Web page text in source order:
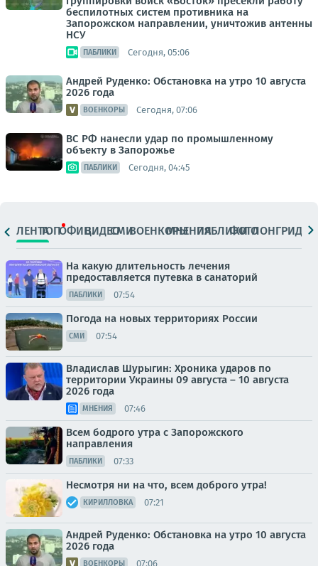
беспилотных систем противника на
Запорожском направлении, уничтожив антенны
НСУ
ПАБЛИКИ Сегодня, 05:06
Андрей Руденко: Обстановка на утро 10 августа
2026 года
ВОЕНКОРЫ Сегодня, 07:06
ВС РФ нанесли удар по промышленному
объекту в Запорожье
ПАБЛИКИ Сегодня, 04:45
ЛЕНТАТОПОФИЦ.ВИДЕОСМИВОЕНКОРЫМНЕНИЯПАБЛИКИ
ФОТОЛОНГРИДЫ
На какую длительность лечения
предоставляется путевка в санаторий
ПАБЛИКИ 07:54
Погода на новых территориях России
СМИ 07:54
Владислав Шурыгин: Хроника ударов по
территории Украины 09 августа – 10 августа
2026 года
МНЕНИЯ 07:46
Всем бодрого утра с Запорожского
направления
ПАБЛИКИ 07:33
Несмотря ни на что, всем доброго утра!
КИРИЛЛОВКА 07:21
Андрей Руденко: Обстановка на утро 10 августа
2026 года
ВОЕНКОРЫ 07:06